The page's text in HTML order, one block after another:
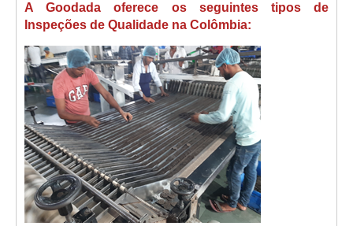
A Goodada oferece os seguintes tipos de
Inspeções de Qualidade na Colômbia: